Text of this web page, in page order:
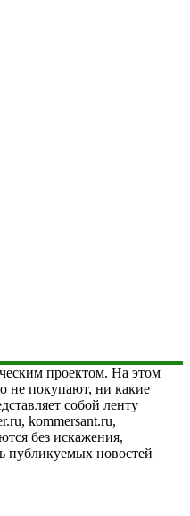
проектом. На этом
не покупают, ни какие
собой ленту
kommersant.ru,
без искажения,
публикуемых новостей